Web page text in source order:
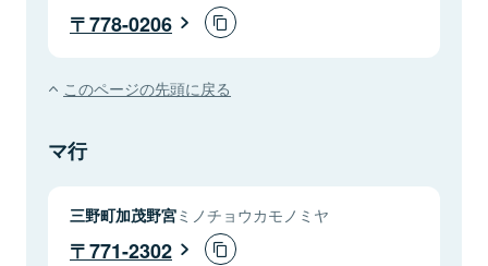
778-0206
このページの先頭に戻る
マ行
三野町加茂野宮ミノチョウカモノミヤ
771-2302